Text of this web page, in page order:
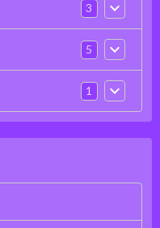
3
5
1